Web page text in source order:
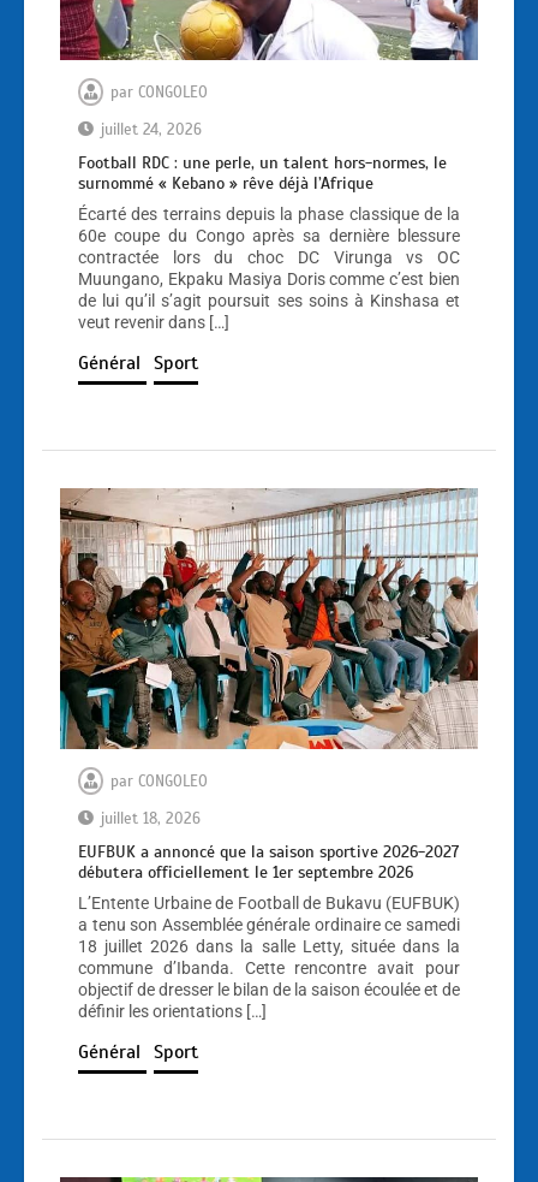
par CONGOLEO
juillet 24, 2026
Football RDC : une perle, un talent hors-normes, le
surnommé « Kebano » rêve déjà l’Afrique
Écarté des terrains depuis la phase classique de la
60e coupe du Congo après sa dernière blessure
contractée lors du choc DC Virunga vs OC
Muungano, Ekpaku Masiya Doris comme c’est bien
de lui qu’il s’agit poursuit ses soins à Kinshasa et
veut revenir dans […]
Général Sport
par CONGOLEO
juillet 18, 2026
EUFBUK a annoncé que la saison sportive 2026-2027
débutera officiellement le 1er septembre 2026
L’Entente Urbaine de Football de Bukavu (EUFBUK)
a tenu son Assemblée générale ordinaire ce samedi
18 juillet 2026 dans la salle Letty, située dans la
commune d’Ibanda. Cette rencontre avait pour
objectif de dresser le bilan de la saison écoulée et de
définir les orientations […]
Général Sport